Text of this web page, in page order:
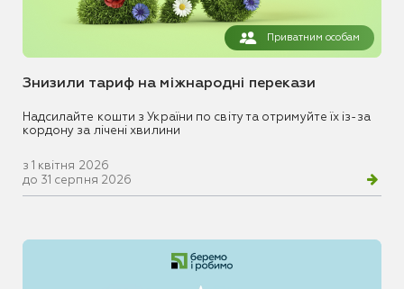
Приватним особам
Знизили тариф на міжнародні перекази
Надсилайте кошти з України по світу та отримуйте їх із-за
кордону за лічені хвилини
з 1 квітня 2026
до 31 серпня 2026